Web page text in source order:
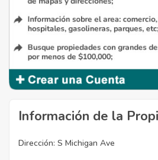
Información de la
Dirección: S Michigan Ave